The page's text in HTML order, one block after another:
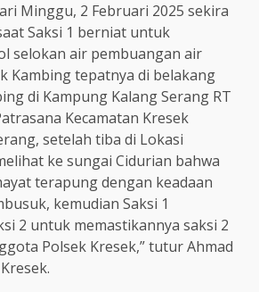
Minggu, 2 Februari 2025 sekira
Saksi 1 berniat untuk
selokan air pembuangan air
Kambing tepatnya di belakang
di Kampung Kalang Serang RT
Kecamatan Kresek
setelah tiba di Lokasi
ke sungai Cidurian bahwa
terapung dengan keadaan
kemudian Saksi 1
2 untuk memastikannya saksi 2
Polsek Kresek,” tutur Ahmad